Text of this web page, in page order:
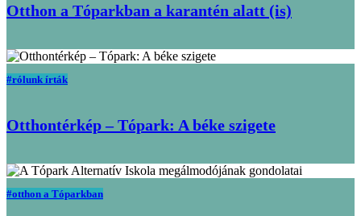
Otthon a Tóparkban a karantén alatt (is)
#rólunk írták
Otthontérkép – Tópark: A béke szigete
#otthon a Tóparkban